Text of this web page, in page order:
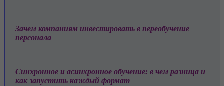
Зачем компаниям инвестировать в переобучение
персонала
Синхронное и асинхронное обучение: в чем разница и
как запустить каждый формат